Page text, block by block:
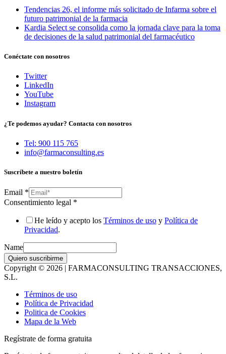
Tendencias 26, el informe más solicitado de Infarma sobre el
futuro patrimonial de la farmacia
Kardia Select se consolida como la jornada clave para la toma
de decisiones de la salud patrimonial del farmacéutico
Conéctate con nosotros
Twitter
LinkedIn
YouTube
Instagram
¿Te podemos ayudar? Contacta con nosotros
Tel: 900 115 765
info@farmaconsulting.es
Suscríbete a nuestro boletín
Email *
Consentimiento legal *
He leído y acepto los Términos de uso y Política de
Privacidad.
Name
Quiero suscribirme
Copyright © 2026 | FARMACONSULTING TRANSACCIONES,
S.L.
Términos de uso
Política de Privacidad
Politica de Cookies
Mapa de la Web
Regístrate de forma gratuita